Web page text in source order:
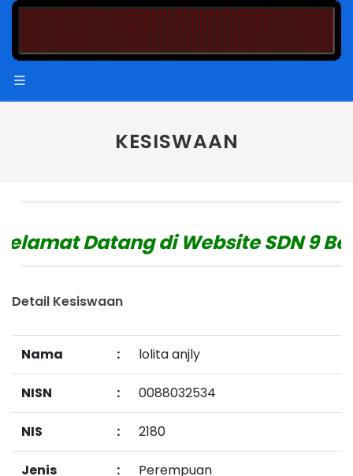
KESISWAAN
Datang di Website SDN 9
Detail Kesiswaan
Nama : lolita anjly
NISN : 0088032534
NIS : 2180
Jenis
: Perempuan